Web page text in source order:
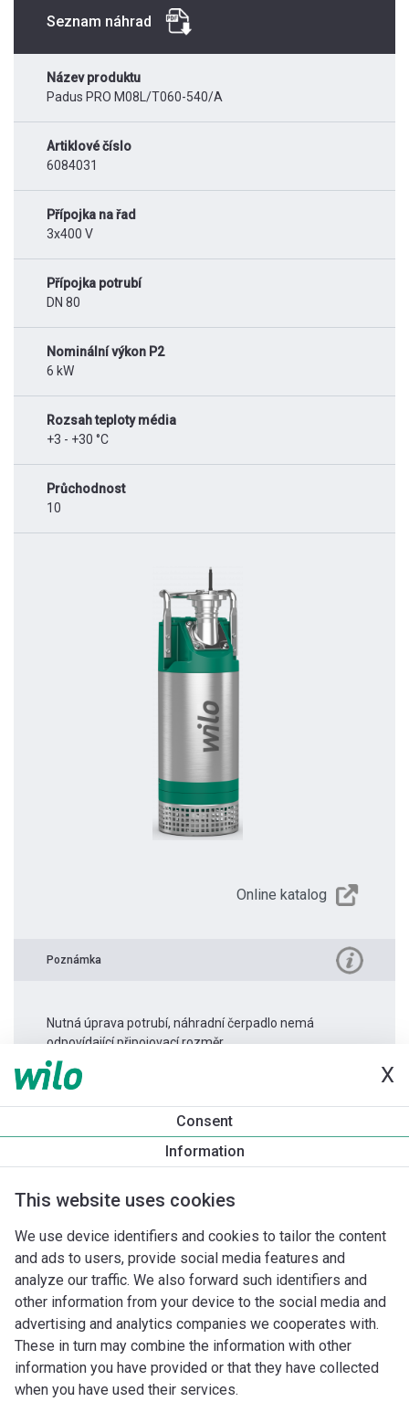
X
Consent
Information
This website uses cookies
We use device identifiers and cookies to tailor the content
and ads to users, provide social media features and
analyze our traffic. We also forward such identifiers and
other information from your device to the social media and
advertising and analytics companies we cooperates with.
These in turn may combine the information with other
information you have provided or that they have collected
when you have used their services.
Seznam náhrad
Název produktu
Padus PRO M08L/T060-540/A
Artiklové číslo
6084031
Přípojka na řad
3x400 V
Přípojka potrubí
DN 80
Nominální výkon P2
6 kW
Rozsah teploty média
+3 - +30 °C
Průchodnost
10
Online katalog
Poznámka
Nutná úprava potrubí, náhradní čerpadlo nemá
odpovídající připojovací rozměr.
Informace o produktu
Padus PRO M08L/T060-540/A